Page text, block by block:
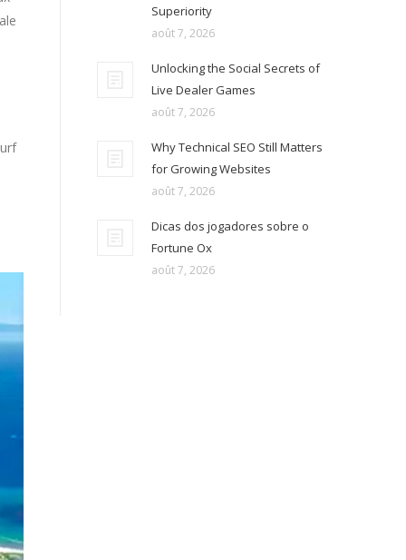
Superiority
août 7, 2026
Unlocking the Social Secrets of
Live Dealer Games
août 7, 2026
Why Technical SEO Still Matters
for Growing Websites
août 7, 2026
Dicas dos jogadores sobre o
Fortune Ox
août 7, 2026